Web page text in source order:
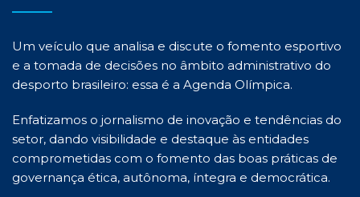
Um veículo que analisa e discute o fomento esportivo
e a tomada de decisões no âmbito administrativo do
desporto brasileiro: essa é a Agenda Olímpica.
Enfatizamos o jornalismo de inovação e tendências do
setor, dando visibilidade e destaque às entidades
comprometidas com o fomento das boas práticas de
governança ética, autônoma, íntegra e democrática.